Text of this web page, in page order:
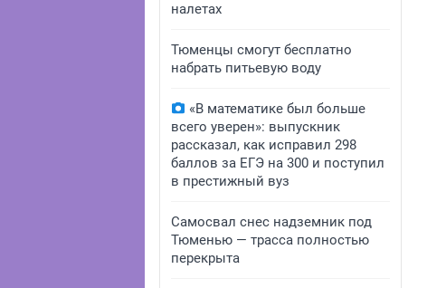
налетах
Тюменцы смогут бесплатно
набрать питьевую воду
«В математике был больше
всего уверен»: выпускник
рассказал, как исправил 298
баллов за ЕГЭ на 300 и поступил
в престижный вуз
Самосвал снес надземник под
Тюменью — трасса полностью
перекрыта